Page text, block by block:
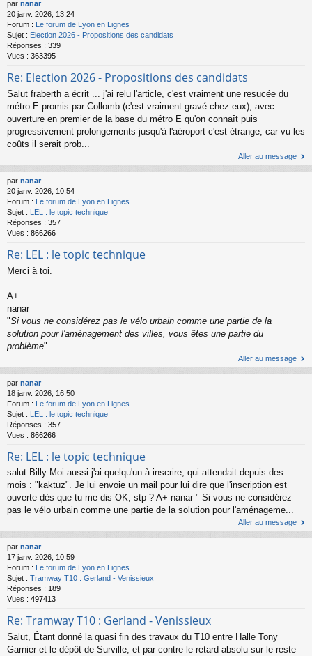
par nanar
20 janv. 2026, 13:24
Forum : Le forum de Lyon en Lignes
Sujet : Election 2026 - Propositions des candidats
Réponses : 339
Vues : 363395
Re: Election 2026 - Propositions des candidats
Salut fraberth a écrit ... j'ai relu l'article, c'est vraiment une resucée du
métro E promis par Collomb (c'est vraiment gravé chez eux), avec
ouverture en premier de la base du métro E qu'on connaît puis
progressivement prolongements jusqu'à l'aéroport c'est étrange, car vu les
coûts il serait prob...
Aller au message
par nanar
20 janv. 2026, 10:54
Forum : Le forum de Lyon en Lignes
Sujet : LEL : le topic technique
Réponses : 357
Vues : 866266
Re: LEL : le topic technique
Merci à toi.
A+
nanar
"Si vous ne considérez pas le vélo urbain comme une partie de la
solution pour l'aménagement des villes, vous êtes une partie du
problème"
Aller au message
par nanar
18 janv. 2026, 16:50
Forum : Le forum de Lyon en Lignes
Sujet : LEL : le topic technique
Réponses : 357
Vues : 866266
Re: LEL : le topic technique
salut Billy Moi aussi j'ai quelqu'un à inscrire, qui attendait depuis des
mois : "kaktuz". Je lui envoie un mail pour lui dire que l'inscription est
ouverte dès que tu me dis OK, stp ? A+ nanar " Si vous ne considérez
pas le vélo urbain comme une partie de la solution pour l'aménageme...
Aller au message
par nanar
17 janv. 2026, 10:59
Forum : Le forum de Lyon en Lignes
Sujet : Tramway T10 : Gerland - Venissieux
Réponses : 189
Vues : 497413
Re: Tramway T10 : Gerland - Venissieux
Salut, Étant donné la quasi fin des travaux du T10 entre Halle Tony
Garnier et le dépôt de Surville, et par contre le retard absolu sur le reste